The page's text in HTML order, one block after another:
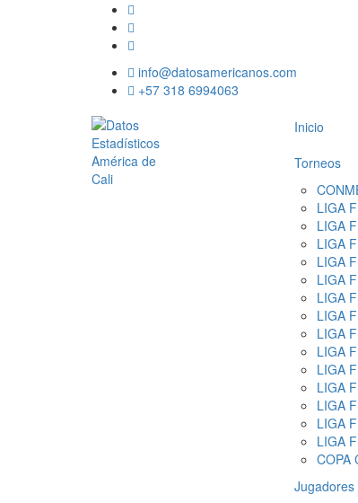
info@datosamericanos.com
+57 318 6994063
Inicio
Torneos
LIGA
LIGA
LIGA
LIGA
LIGA
LIGA
LIGA
LIGA
LIGA
LIGA
LIGA
LIGA
LIGA
LIGA
COPA
Jugadores